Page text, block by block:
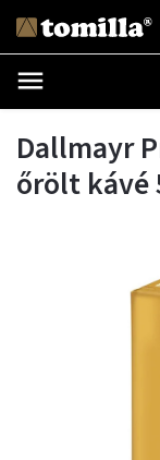
Dallmayr
őrölt kávé